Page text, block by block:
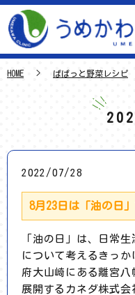
HOME ぱぱっと野菜レシピ
2022/07/28
8月23日は「油の日」
「油の日」は、日常
について考えるきっ
府大山崎にある離宮
展開するカネダ株式会